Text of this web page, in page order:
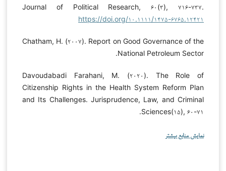
Journal of Political Research, ۶۰(۳), ۷۱۶-۷۳۷.
https://doi.org/۱۰.۱۱۱۱/۱۴۷۵-۶۷۶۵.۱۲۴۲۱
Chatham, H. (۲۰۰۷). Report on Good Governance of the
National Petroleum Sector.
Davoudabadi Farahani, M. (۲۰۲۰). The Role of
Citizenship Rights in the Health System Reform Plan
and Its Challenges. Jurisprudence, Law, and Criminal
Sciences(۱۵), ۶۰-۷۱.
نمایش منابع بیشتر